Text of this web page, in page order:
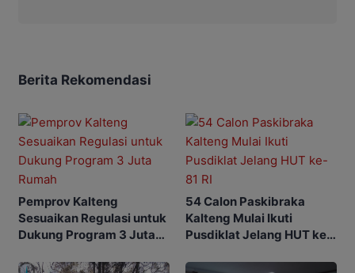
Berita Rekomendasi
Pemprov Kalteng
Sesuaikan Regulasi untuk
Dukung Program 3 Juta
54 Calon Paskibraka
Kalteng Mulai Ikuti
Pusdiklat Jelang HUT ke-